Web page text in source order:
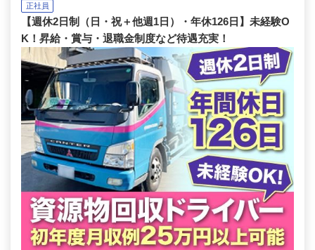
正社員
【週休2日制（日・祝＋他週1日）・年休126日】未経験O
K！昇給・賞与・退職金制度など待遇充実！